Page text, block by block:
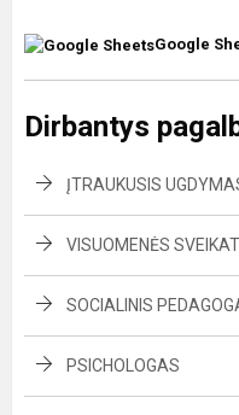
Google
Dirbantys
ĮTRAUKUSIS
VISUOMENĖS
SOCIALINIS
PSICHOLOGAS